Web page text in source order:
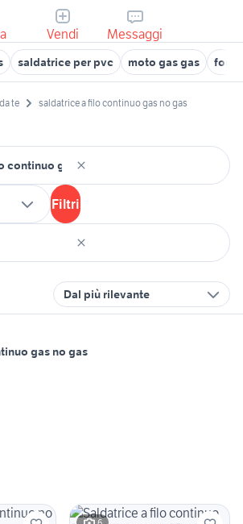
Vendi Messaggi
saldatrice per pvc moto gas gas
te saldatrice a filo continuo gas no gas
Filtri
Dal più rilevante
gas no gas